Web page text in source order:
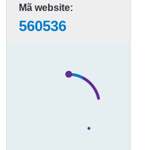
Mã website:
560536